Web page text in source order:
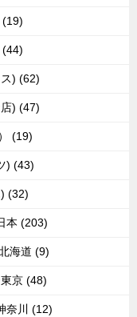
(19)
(44)
) (62)
) (47)
(19)
) (43)
(32)
本 (203)
海道 (9)
京 (48)
奈川 (12)